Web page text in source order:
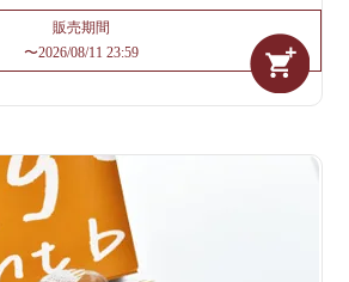
販売期間
〜2026/08/11 23:59